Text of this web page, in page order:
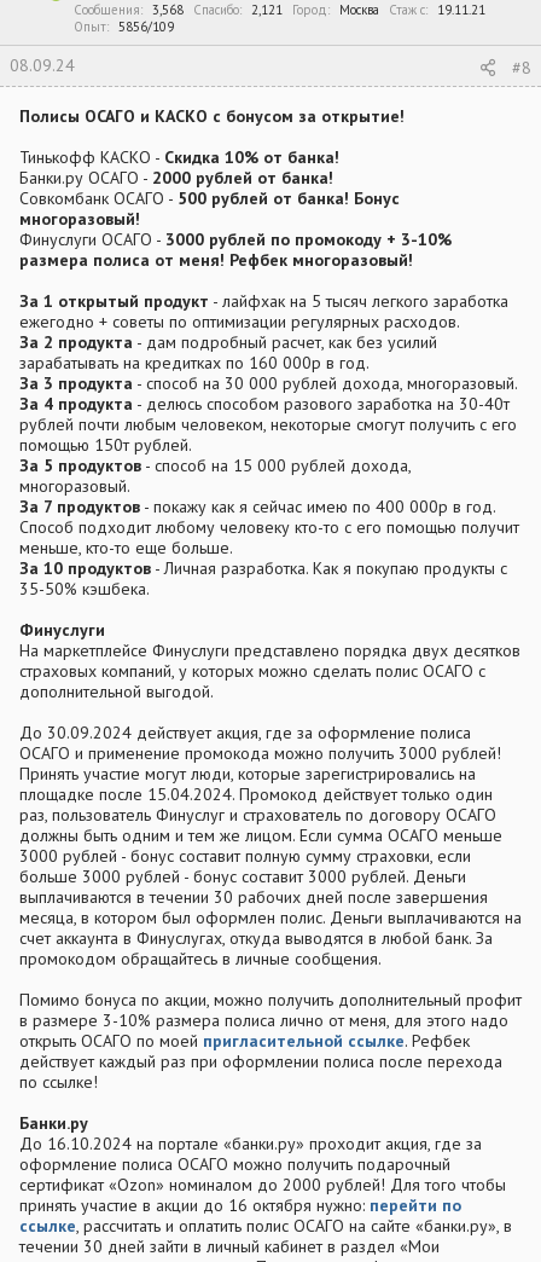
Сообщения
3,568 Спасибо 2,121 Город Москва Стаж c
19.11.21
Опыт
5856/109
08.09.24 #8
Полисы ОСАГО и КАСКО с бонусом за открытие!
Тинькофф КАСКО - Скидка 10% от банка!
Банки.ру ОСАГО - 2000 рублей от банка!
Совкомбанк ОСАГО - 500 рублей от банка! Бонус
многоразовый!
Финуслуги ОСАГО - 3000 рублей по промокоду + 3-10%
размера полиса от меня! Рефбек многоразовый!
За 1 открытый продукт - лайфхак на 5 тысяч легкого заработка
ежегодно + советы по оптимизации регулярных расходов.
За 2 продукта - дам подробный расчет, как без усилий
зарабатывать на кредитках по 160 000р в год.
За 3 продукта - способ на 30 000 рублей дохода, многоразовый.
За 4 продукта - делюсь способом разового заработка на 30-40т
рублей почти любым человеком, некоторые смогут получить с его
помощью 150т рублей.
За 5 продуктов - способ на 15 000 рублей дохода,
многоразовый.
За 7 продуктов - покажу как я сейчас имею по 400 000р в год.
Способ подходит любому человеку кто-то с его помощью получит
меньше, кто-то еще больше.
За 10 продуктов - Личная разработка. Как я покупаю продукты с
35-50% кэшбека.
Финуслуги
На маркетплейсе Финуслуги представлено порядка двух десятков
страховых компаний, у которых можно сделать полис ОСАГО с
дополнительной выгодой.
До 30.09.2024 действует акция, где за оформление полиса
ОСАГО и применение промокода можно получить 3000 рублей!
Принять участие могут люди, которые зарегистрировались на
площадке после 15.04.2024. Промокод действует только один
раз, пользователь Финуслуг и страхователь по договору ОСАГО
должны быть одним и тем же лицом. Если сумма ОСАГО меньше
3000 рублей - бонус составит полную сумму страховки, если
больше 3000 рублей - бонус составит 3000 рублей. Деньги
выплачиваются в течении 30 рабочих дней после завершения
месяца, в котором был оформлен полис. Деньги выплачиваются на
счет аккаунта в Финуслугах, откуда выводятся в любой банк. За
промокодом обращайтесь в личные сообщения.
Помимо бонуса по акции, можно получить дополнительный профит
в размере 3-10% размера полиса лично от меня, для этого надо
открыть ОСАГО по моей пригласительной ссылке. Рефбек
действует каждый раз при оформлении полиса после перехода
по ссылке!
Банки.ру
До 16.10.2024 на портале «банки.ру» проходит акция, где за
оформление полиса ОСАГО можно получить подарочный
сертификат «Ozon» номиналом до 2000 рублей! Для того чтобы
принять участие в акции до 16 октября нужно: перейти по
ссылке, рассчитать и оплатить полис ОСАГО на сайте «банки.ру», в
течении 30 дней зайти в личный кабинет в раздел «Мои